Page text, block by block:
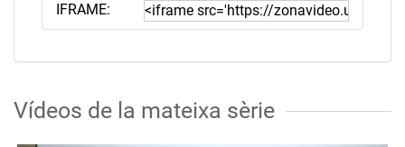
IFRAME:
Vídeos de la mateixa sèrie